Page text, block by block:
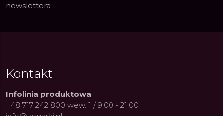
newslettera
Kontakt
Infolinia produktowa
+48 717 242 800 wew. 1 / 9:00 - 21:00